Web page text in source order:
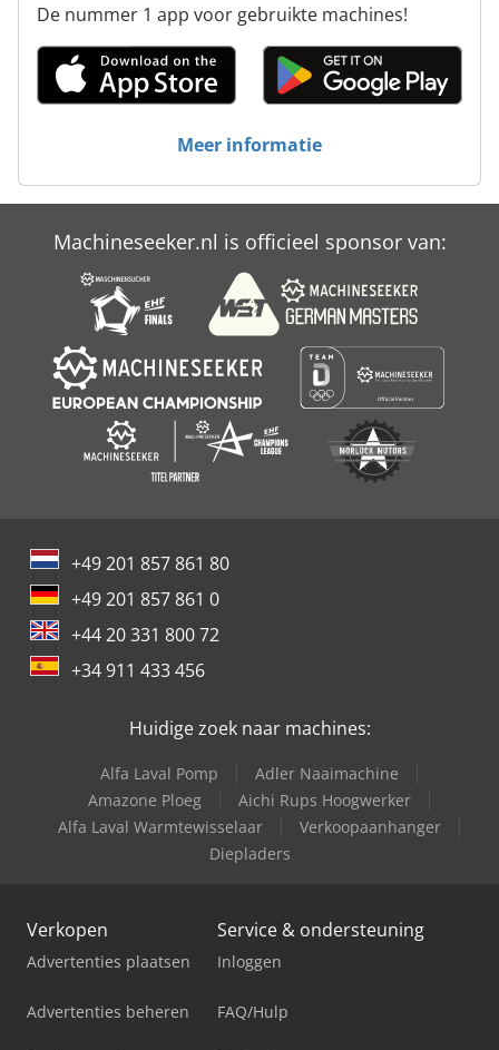
De nummer 1 app voor gebruikte machines!
Meer informatie
Machineseeker.nl is officieel sponsor van:
+49 201 857 861 80
+49 201 857 861 0
+44 20 331 800 72
+34 911 433 456
Huidige zoek naar machines:
Alfa Laval Pomp
Adler Naaimachine
Amazone Ploeg
Aichi Rups Hoogwerker
Alfa Laval Warmtewisselaar
Verkoopaanhanger
Diepladers
Verkopen
Advertenties plaatsen
Advertenties beheren
Service & ondersteuning
Inloggen
FAQ/Hulp